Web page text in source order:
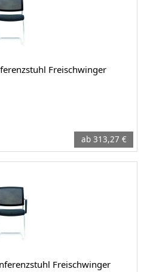
Freischwinger
ab 313,27 €
Freischwinger